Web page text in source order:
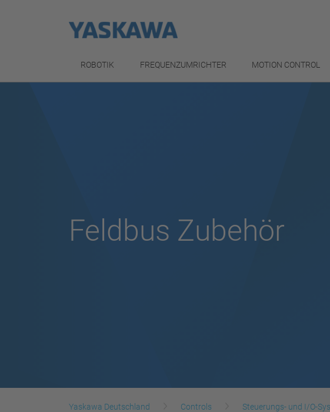
ROBOTIK FREQUENZUMRICHTER MOTION CONTROL
Feldbus Zubehör
Yaskawa Deutschland Controls Steuerungs- und I/O-